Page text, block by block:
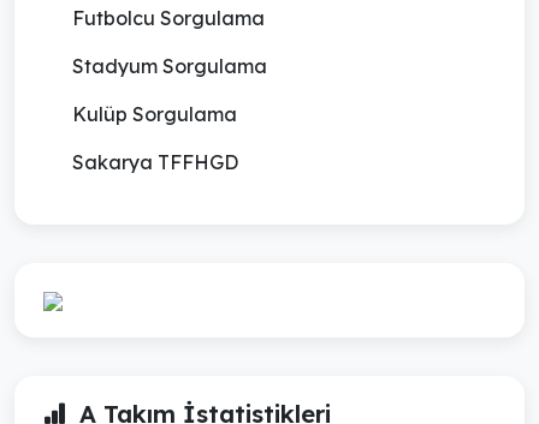
Futbolcu Sorgulama
Stadyum Sorgulama
Kulüp Sorgulama
Sakarya TFFHGD
A Takım İstatistikleri